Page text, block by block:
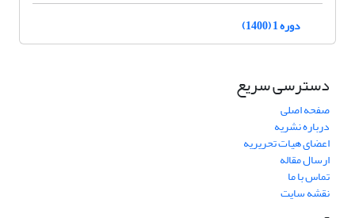
دوره 1 (1400)
دسترسی سریع
صفحه اصلی
درباره نشریه
اعضای هیات تحریریه
ارسال مقاله
تماس با ما
نقشه سایت